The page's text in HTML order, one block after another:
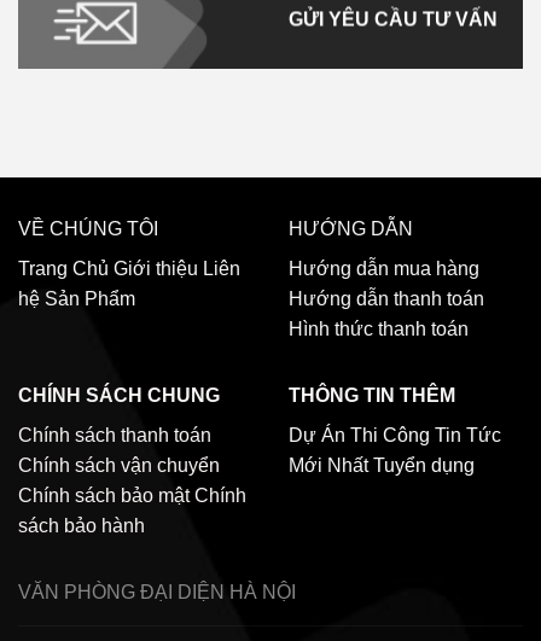
GỬI YÊU CẦU TƯ VẤN
VỀ CHÚNG TÔI
Trang Chủ Giới thiệu Liên
hệ Sản Phẩm
HƯỚNG DẪN
Hướng dẫn mua hàng
Hướng dẫn thanh toán
Hình thức thanh toán
CHÍNH SÁCH CHUNG
Chính sách thanh toán
Chính sách vận chuyển
Chính sách bảo mật Chính
sách bảo hành
THÔNG TIN THÊM
Dự Án Thi Công Tin Tức
Mới Nhất Tuyển dụng
VĂN PHÒNG ĐẠI DIỆN HÀ NỘI